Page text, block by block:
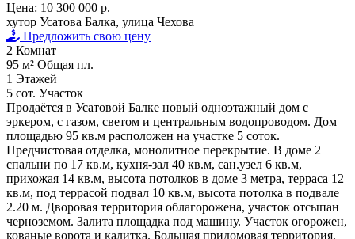
Цена: 10 300 000 р.
хутор Усатова Балка, улица Чехова
Предложить свою цену
2 Комнат
95 м² Общая пл.
1 Этажей
5 сот. Участок
Продаётся в Усатовой Балке новый одноэтажный дом с
эркером, с газом, светом и центральным водопроводом. Дом
площадью 95 кв.м расположен на участке 5 соток.
Предчистовая отделка, монолитное перекрытие. В доме 2
спальни по 17 кв.м, кухня-зал 40 кв.м, сан.узел 6 кв.м,
прихожая 14 кв.м, высота потолков в доме 3 метра, терраса 12
кв.м, под террасой подвал 10 кв.м, высота потолка в подвале
2.20 м. Дворовая территория облагорожена, участок отсыпан
черноземом. Залита площадка под машину. Участок огорожен,
кованые ворота и калитка. Большая придомовая территория.